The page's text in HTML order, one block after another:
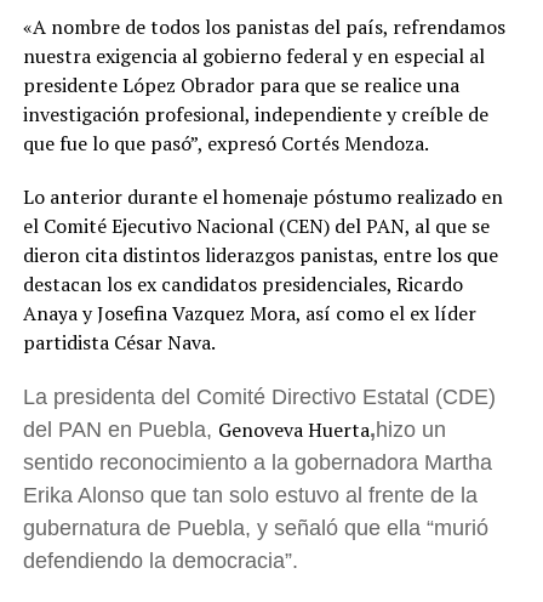
«A nombre de todos los panistas del país, refrendamos
nuestra exigencia al gobierno federal y en especial al
presidente López Obrador para que se realice una
investigación profesional, independiente y creíble de
que fue lo que pasó”, expresó Cortés Mendoza.
Lo anterior durante el homenaje póstumo realizado en
el Comité Ejecutivo Nacional (CEN) del PAN, al que se
dieron cita distintos liderazgos panistas, entre los que
destacan los ex candidatos presidenciales, Ricardo
Anaya y Josefina Vazquez Mora, así como el ex líder
partidista César Nava.
La presidenta del Comité Directivo Estatal (CDE)
del PAN en Puebla, Genoveva Huerta,hizo un
sentido reconocimiento a la gobernadora Martha
Erika Alonso que tan solo estuvo al frente de la
gubernatura de Puebla, y señaló que ella “murió
defendiendo la democracia”.